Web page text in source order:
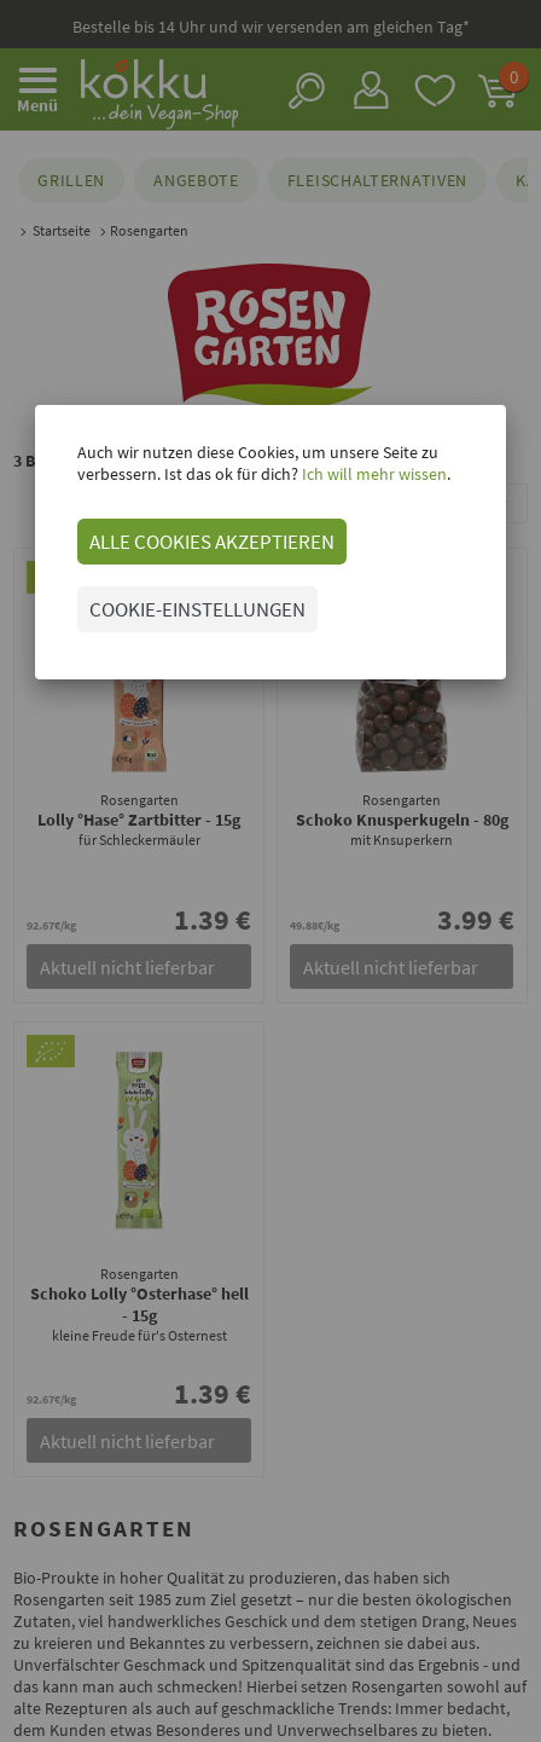
Bestelle bis 14 Uhr und wir versenden am gleichen Tag*
Menü
0
GRILLEN ANGEBOTE FLEISCHALTERNATIVEN
Startseite Rosengarten
3 Bio-Gebäck von Rosengarten bei kokku
Rosengarten
Lolly °Hase° Zartbitter- 15g
für Schleckermäuler
92.67€/kg 1.39 €
Aktuell nicht lieferbar
Rosengarten
Schoko Knusperkugeln - 80g
mit Knsuperkern
49.88€/kg 3.99 €
Aktuell nicht lieferbar
Rosengarten
Schoko Lolly °Osterhase° hell
- 15g
kleine Freude für's Osternest
92.67€/kg 1.39 €
Aktuell nicht lieferbar
ROSENGARTEN
Bio-Proukte in hoher Qualität zu produzieren, das haben sich
Rosengarten seit 1985 zum Ziel gesetzt – nur die besten ökologischen
Zutaten, viel handwerkliches Geschick und dem stetigen Drang, Neues
zu kreieren und Bekanntes zu verbessern, zeichnen sie dabei aus.
Unverfälschter Geschmack und Spitzenqualität sind das Ergebnis - und
das kann man auch schmecken! Hierbei setzen Rosengarten sowohl auf
alte Rezepturen als auch auf geschmackliche Trends: Immer bedacht,
dem Kunden etwas Besonderes und Unverwechselbares zu bieten.
Auch wir nutzen diese Cookies, um unsere Seite zu
verbessern. Ist das ok für dich? Ich will mehr wissen.
ALLE COOKIES AKZEPTIEREN
COOKIE-EINSTELLUNGEN